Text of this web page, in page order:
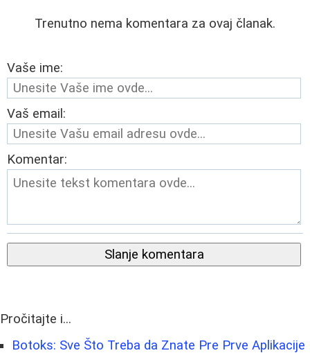
Trenutno nema komentara za ovaj članak.
Vaše ime:
Vaš email:
Komentar:
Slanje komentara
Pročitajte i...
Botoks: Sve Što Treba da Znate Pre Prve Aplikacije